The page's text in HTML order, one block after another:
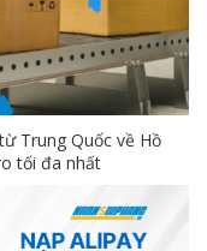
Trung Quốc về Hồ
tối đa nhất